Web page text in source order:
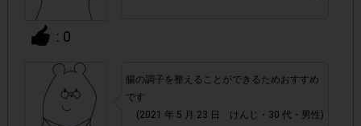
て、機種によってはアンケートに回答できない場合がござい
ます。
▼ポイント付与対象外
上記参加条件(対象商品・購入チェーン・回答期間・
指定購入数)以外
でのご参加
: 0
腸の調子を整えることができるためおすすめ
です
(2021 年 5 月 23 日 けんじ・30 代・男性)